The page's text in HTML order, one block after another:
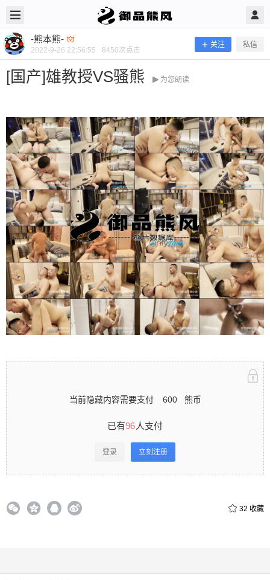
-熊本熊-
2022-9-26 22:56:55 8450次点击
关注 私信
[国产]雄教授VS骚熊 为您朗读
当前隐藏内容需要支付 600 熊币
已有96人支付
登录 立刻注册
32 收藏
-熊本熊- @ 御品熊风 2022/9/26
[国产]雄教授VS骚熊
当前隐藏内容需要支付600熊币 已有96人支付 登录
立刻注册 0 收藏